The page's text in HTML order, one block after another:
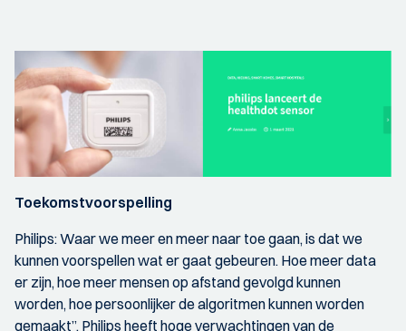
Toekomstvoorspelling
Philips: Waar we meer en meer naar toe gaan, is dat we
kunnen voorspellen wat er gaat gebeuren. Hoe meer data
er zijn, hoe meer mensen op afstand gevolgd kunnen
worden, hoe persoonlijker de algoritmen kunnen worden
gemaakt”. Philips heeft hoge verwachtingen van de